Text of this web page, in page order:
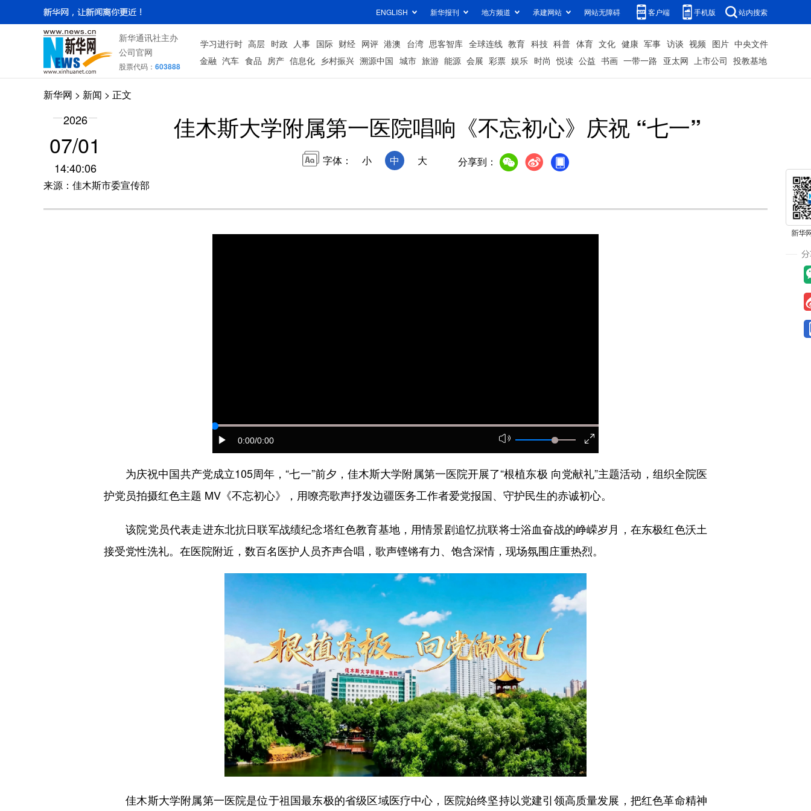
ENGLISH 新华报刊 地方频道 承建网站 网站无障碍 客户端 手机版 站内搜索
新华通讯社主办
公司官网
股票代码： 603888
学习进行时 高层 时政 人事 国际 财经 网评 港澳 台湾 思客智库 全球连线 教育 科技 科普 体育 文化 健康 军事 访谈 视频 图片 中央文件
金融 汽车 食品 房产 信息化 乡村振兴 溯源中国 城市 旅游 能源 会展 彩票 娱乐 时尚 悦读 公益 书画 一带一路 亚太网 上市公司 投教基地
新华网 > 新闻 > 正文
2026
07/01
14:40:06
来源：佳木斯市委宣传部
佳木斯大学附属第一医院唱响《不忘初心》庆祝 “七一”
字体： 小 中 大 分享到：
0:00/0:00
为庆祝中国共产党成立105周年，“七一”前夕，佳木斯大学附属第一医院开展了“根植东极 向党献礼”主题活动，组织全院医
护党员拍摄红色主题 MV《不忘初心》，用嘹亮歌声抒发边疆医务工作者爱党报国、守护民生的赤诚初心。
该院党员代表走进东北抗日联军战绩纪念塔红色教育基地，用情景剧追忆抗联将士浴血奋战的峥嵘岁月，在东极红色沃土
接受党性洗礼。在医院附近，数百名医护人员齐声合唱，歌声铿锵有力、饱含深情，现场氛围庄重热烈。
佳木斯大学附属第一医院是位于祖国最东极的省级区域医疗中心，医院始终坚持以党建引领高质量发展，把红色革命精神